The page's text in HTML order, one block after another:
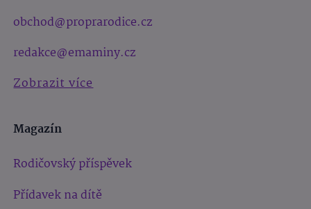
obchod@proprarodice.cz
redakce@emaminy.cz
Zobrazit více
Magazín
Rodičovský příspěvek
Přídavek na dítě